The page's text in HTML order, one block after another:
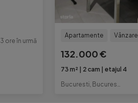
3 ore în urmă
Apartamente Vânzare
132.000 €
73 m² 2 cam
etajul 4
Bucuresti, Bucuresti-Ilfov